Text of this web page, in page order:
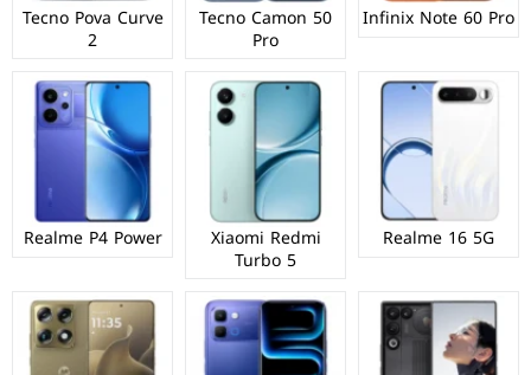
Infinix Note 60 Pro
Tecno Camon 50
Pro
Tecno Pova Curve
2
Realme 16 5G
Xiaomi Redmi
Turbo 5
Realme P4 Power